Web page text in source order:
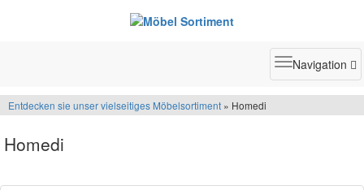
Toggle
Navigation
Entdecken sie unser vielseitiges Möbelsortiment » Homedi
Homedi